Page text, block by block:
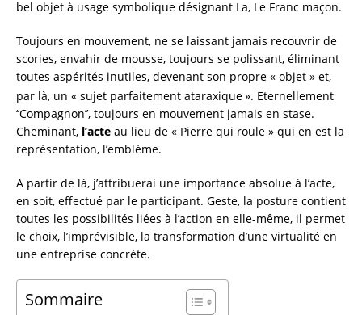
bel objet à usage symbolique désignant La, Le Franc maçon.
Toujours en mouvement, ne se laissant jamais recouvrir de
scories, envahir de mousse, toujours se polissant, éliminant
toutes aspérités inutiles, devenant son propre « objet » et,
par là, un « sujet parfaitement ataraxique». Eternellement
‘‘Compagnon’’, toujours en mouvement jamais en stase.
Cheminant, l’acte au lieu de « Pierre qui roule » qui en est la
représentation, l’emblème.
A partir de là, j’attribuerai une importance absolue à l’acte,
en soit, effectué par le participant. Geste, la posture contient
toutes les possibilités liées à l’action en elle-même, il permet
le choix, l’imprévisible, la transformation d’une virtualité en
une entreprise concrète.
Sommaire